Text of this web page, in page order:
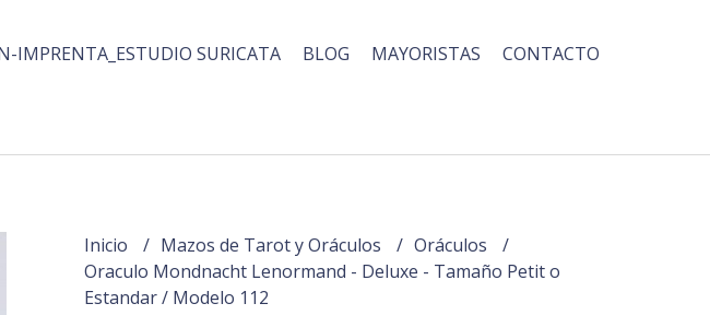
IMPRENTA_ESTUDIO SURICATA BLOG MAYORISTAS CONTACTO
Inicio Mazos de Tarot y Oráculos
Oráculos
Oraculo Mondnacht Lenormand - Deluxe - Tamaño Petit o
Estandar / Modelo 112